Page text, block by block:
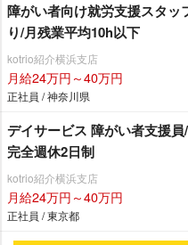
障がい者向け就労支援スタ
り/月残業平均10h以下
kotrio紹介横浜支店
月給24万円～40万円
正社員 / 神奈川県
デイサービス 障がい者支援
完全週休2日制
kotrio紹介横浜支店
月給24万円～40万円
正社員 / 東京都